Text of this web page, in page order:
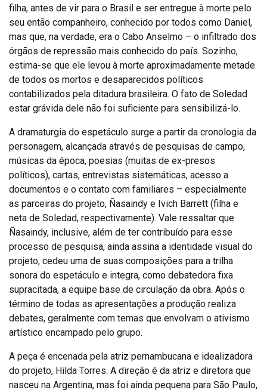
filha, antes de vir para o Brasil e ser entregue à morte pelo
seu então companheiro, conhecido por todos como Daniel,
mas que, na verdade, era o Cabo Anselmo – o infiltrado dos
órgãos de repressão mais conhecido do país. Sozinho,
estima-se que ele levou à morte aproximadamente metade
de todos os mortos e desaparecidos políticos
contabilizados pela ditadura brasileira. O fato de Soledad
estar grávida dele não foi suficiente para sensibilizá-lo.
A dramaturgia do espetáculo surge a partir da cronologia da
personagem, alcançada através de pesquisas de campo,
músicas da época, poesias (muitas de ex-presos
políticos), cartas, entrevistas sistemáticas, acesso a
documentos e o contato com familiares – especialmente
as parceiras do projeto, Ñasaindy e Ivich Barrett (filha e
neta de Soledad, respectivamente). Vale ressaltar que
Ñasaindy, inclusive, além de ter contribuído para esse
processo de pesquisa, ainda assina a identidade visual do
projeto, cedeu uma de suas composições para a trilha
sonora do espetáculo e integra, como debatedora fixa
supracitada, a equipe base de circulação da obra. Após o
término de todas as apresentações a produção realiza
debates, geralmente com temas que envolvam o ativismo
artístico encampado pelo grupo.
A peça é encenada pela atriz pernambucana e idealizadora
do projeto, Hilda Torres. A direção é da atriz e diretora que
nasceu na Argentina, mas foi ainda pequena para São Paulo,